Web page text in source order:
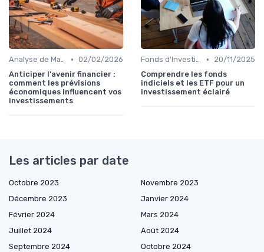
Analyse de Marché • 02/02/2026
Anticiper l'avenir financier :
comment les prévisions
économiques influencent vos
investissements
Fonds d'Investissement et ETF •
20/11/2025
Comprendre les fonds
indiciels et les ETF pour un
investissement éclairé
Les articles par date
Octobre 2023
Novembre 2023
Décembre 2023
Janvier 2024
Février 2024
Mars 2024
Juillet 2024
Août 2024
Septembre 2024
Octobre 2024